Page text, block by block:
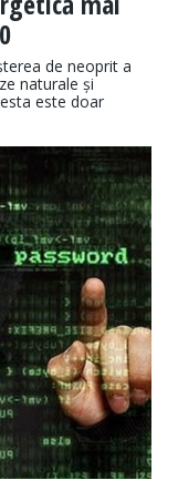
de neoprit a
naturale și
este doar